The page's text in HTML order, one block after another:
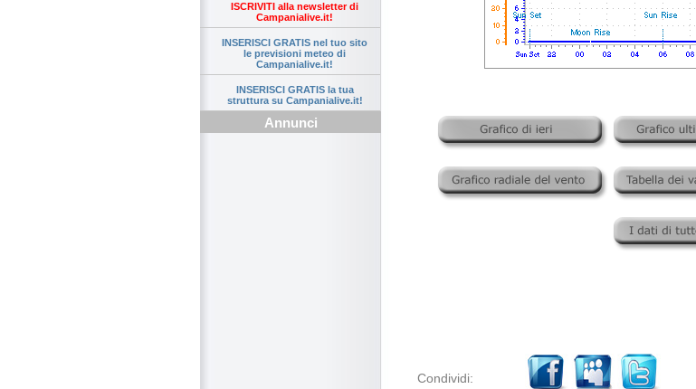
ISCRIVITI alla newsletter di
Campanialive.it!
INSERISCI GRATIS nel tuo sito
le previsioni meteo di
Campanialive.it!
INSERISCI GRATIS la tua
struttura su Campanialive.it!
Annunci
Condividi: